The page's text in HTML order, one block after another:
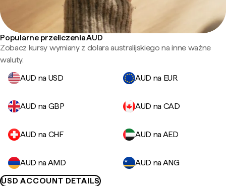
Popularne przeliczenia AUD
Zobacz kursy wymiany z dolara australijskiego na inne ważne
waluty.
AUD na USD
AUD na EUR
AUD na GBP AUD na CAD
AUD na CHF AUD na AED
AUD na AMD
AUD na ANG
USD ACCOUNT DETAILS